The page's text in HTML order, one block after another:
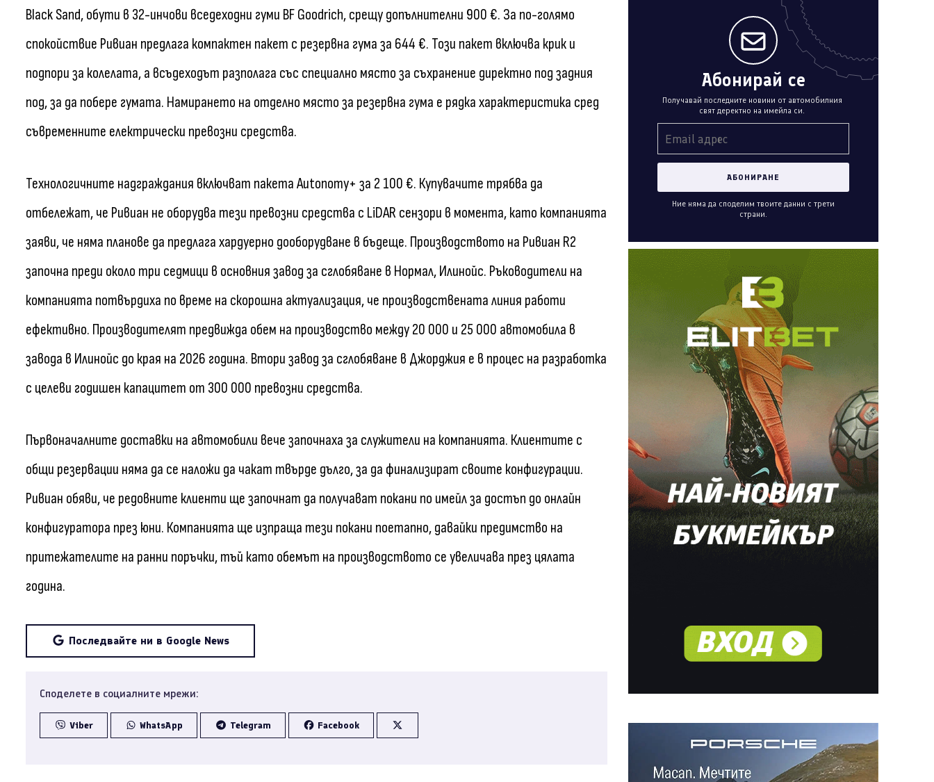
Black Sand, обути в 32-инчови вседеходни гуми BF Goodrich, срещу допълнителни 900 €. За по-голямо
спокойствие Ривиан предлага компактен пакет с резервна гума за 644 €. Този пакет включва крик и
подпори за колелата, а всъдеходът разполага със специално място за съхранение директно под задния
под, за да побере гумата. Намирането на отделно място за резервна гума е рядка характеристика сред
съвременните електрически превозни средства.
Технологичните надграждания включват пакета Autonomy+ за 2 100 €. Купувачите трябва да
отбележат, че Ривиан не оборудва тези превозни средства с LiDAR сензори в момента, като компанията
заяви, че няма планове да предлага хардуерно дооборудване в бъдеще. Производството на Ривиан R2
започна преди около три седмици в основния завод за сглобяване в Нормал, Илинойс. Ръководители на
компанията потвърдиха по време на скорошна актуализация, че производствената линия работи
ефективно. Производителят предвижда обем на производство между 20 000 и 25 000 автомобила в
завода в Илинойс до края на 2026 година. Втори завод за сглобяване в Джорджия е в процес на разработка
с целеви годишен капацитет от 300 000 превозни средства.
Първоначалните доставки на автомобили вече започнаха за служители на компанията. Клиентите с
общи резервации няма да се наложи да чакат твърде дълго, за да финализират своите конфигурации.
Ривиан обяви, че редовните клиенти ще започнат да получават покани по имейл за достъп до онлайн
конфигуратора през юни. Компанията ще изпраща тези покани поетапно, давайки предимство на
притежателите на ранни поръчки, тъй като обемът на производството се увеличава през цялата
година.
Последвайте ни в Google News
Споделете в социалните мрежи:
Viber WhatsApp Telegram Facebook
Абонирай се
Получавай последните новини от автомобилния
свят деректно на имейла си.
Ние няма да споделим твоите данни с трети
страни.